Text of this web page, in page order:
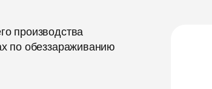
производства
по обеззараживанию